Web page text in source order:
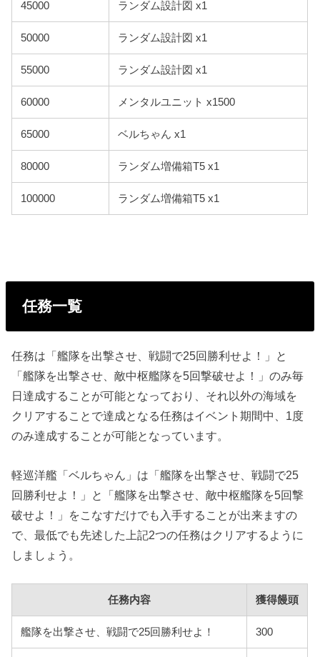
45000 ランダム設計図 x1
50000 ランダム設計図 x1
55000 ランダム設計図 x1
60000 メンタルユニット x1500
65000 ベルちゃん x1
80000 ランダム増備箱T5 x1
100000 ランダム増備箱T5 x1
任務一覧
任務は「艦隊を出撃させ、戦闘で25回勝利せよ！」と
「艦隊を出撃させ、敵中枢艦隊を5回撃破せよ！」のみ毎
日達成することが可能となっており、それ以外の海域を
クリアすることで達成となる任務はイベント期間中、1度
のみ達成することが可能となっています。
軽巡洋艦「ベルちゃん」は「艦隊を出撃させ、戦闘で25
回勝利せよ！」と「艦隊を出撃させ、敵中枢艦隊を5回撃
破せよ！」をこなすだけでも入手することが出来ますの
で、最低でも先述した上記2つの任務はクリアするように
しましょう。
任務内容 獲得饅頭
艦隊を出撃させ、戦闘で25回勝利せよ！ 300